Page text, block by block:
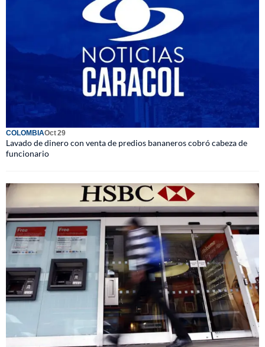
COLOMBIAOct 29
Lavado de dinero con venta de predios bananeros cobró cabeza de
funcionario